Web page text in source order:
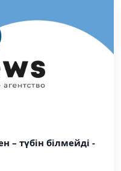
– түбін білмейді -